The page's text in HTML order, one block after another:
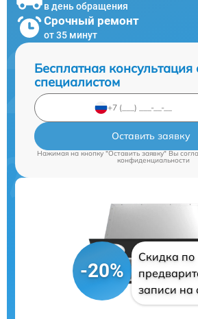
в день обращения
Срочный ремонт
от 35 минут
Бесплатная консультация
специалистом
Оставить заявку
Нажимая на кнопку "Оставить заявку" Вы
конфиденциальности
-20%
Скидка по
записи на